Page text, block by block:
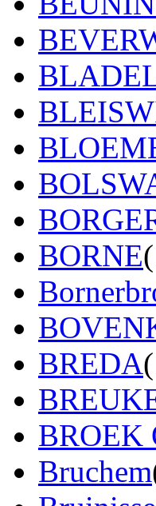
BORNE
BREDA
BROEK
Bruchem